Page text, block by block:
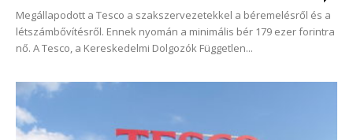
Megállapodott a Tesco a szakszervezetekkel a béremelésről és a
létszámbővítésről. Ennek nyomán a minimális bér 179 ezer forintra
nő. A Tesco, a Kereskedelmi Dolgozók Független...